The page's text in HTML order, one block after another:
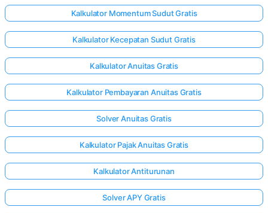
Kalkulator Momentum Sudut Gratis
Kalkulator Kecepatan Sudut Gratis
Kalkulator Anuitas Gratis
Kalkulator Pembayaran Anuitas Gratis
Solver Anuitas Gratis
Kalkulator Pajak Anuitas Gratis
Kalkulator Antiturunan
Solver APY Gratis